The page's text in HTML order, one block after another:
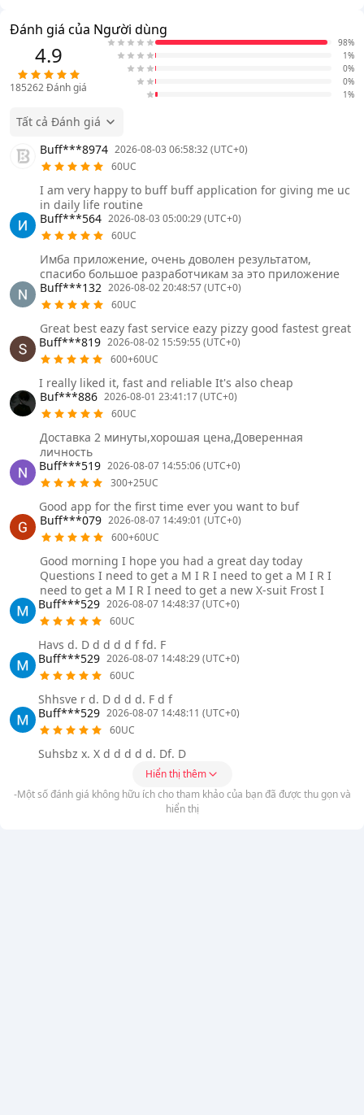
Đánh giá của Người dùng
4.9
185262Đánh giá
98%
1%
0%
0%
1%
Tất cả Đánh giá
Buff***8974 2026-08-03 06:58:32 (UTC+0)
60UC
I am very happy to buff buff application for giving me uc
in daily life routine
Buff***564 2026-08-03 05:00:29 (UTC+0)
60UC
Имба приложение, очень доволен результатом,
спасибо большое разработчикам за это приложение
Buff***132 2026-08-02 20:48:57 (UTC+0)
60UC
Great best eazy fast service eazy pizzy good fastest great
Buff***819 2026-08-02 15:59:55 (UTC+0)
600+60UC
I really liked it, fast and reliable It's also cheap
Buf***886 2026-08-01 23:41:17 (UTC+0)
60UC
Доставка 2 минуты,хорошая цена,Доверенная
личность
Buff***519 2026-08-07 14:55:06 (UTC+0)
300+25UC
Good app for the first time ever you want to buf
Buff***079 2026-08-07 14:49:01 (UTC+0)
600+60UC
Good morning I hope you had a great day today
Questions I need to get a M I R I need to get a M I R I
need to get a M I R I need to get a new X-suit Frost I
Buff***529 2026-08-07 14:48:37 (UTC+0)
60UC
Havs d. D d d d d f fd. F
Buff***529 2026-08-07 14:48:29 (UTC+0)
60UC
Shhsve r d. D d d d. F d f
Buff***529 2026-08-07 14:48:11 (UTC+0)
60UC
Suhsbz x. X d d d d d. Df. D
Hiển thị thêm
-Một số đánh giá không hữu ích cho tham khảo của bạn đã được thu gọn và
hiển thị